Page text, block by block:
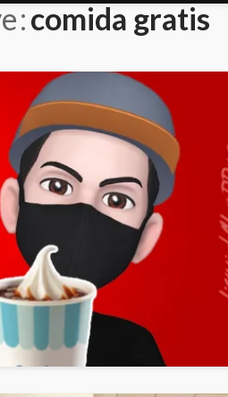
comida gratis